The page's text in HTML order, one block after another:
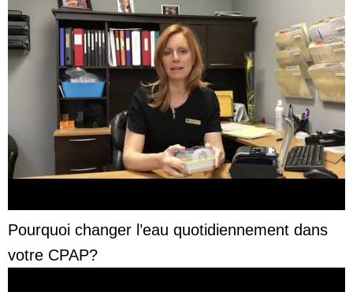
Pourquoi changer l’eau quotidiennement dans
votre CPAP?